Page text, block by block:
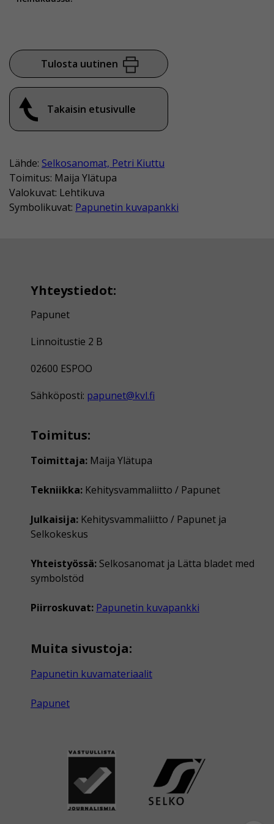
Tulosta uutinen
Takaisin etusivulle
Lähde: Selkosanomat, Petri Kiuttu
Toimitus: Maija Ylätupa
Valokuvat: Lehtikuva
Symbolikuvat: Papunetin kuvapankki
Yhteystiedot:
Papunet
Linnoitustie 2 B
02600 ESPOO
Sähköposti: papunet@kvl.fi
Toimitus:
Toimittaja: Maija Ylätupa
Tekniikka: Kehitysvammaliitto / Papunet
Julkaisija: Kehitysvammaliitto / Papunet ja
Selkokeskus
Yhteistyössä: Selkosanomat ja Lätta bladet med
symbolstöd
Piirroskuvat: Papunetin kuvapankki
Muita sivustoja:
Papunetin kuvamateriaalit
Papunet